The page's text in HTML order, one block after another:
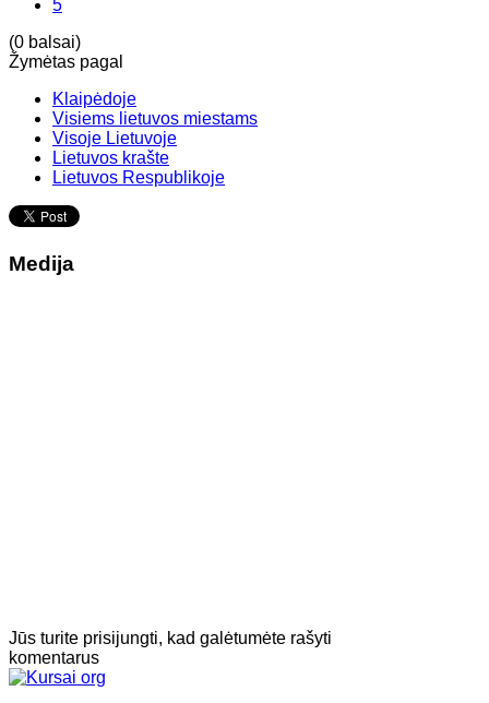
5
(0 balsai)
Žymėtas pagal
Klaipėdoje
Visiems lietuvos miestams
Visoje Lietuvoje
Lietuvos krašte
Lietuvos Respublikoje
Medija
Jūs turite prisijungti, kad galėtumėte rašyti
komentarus